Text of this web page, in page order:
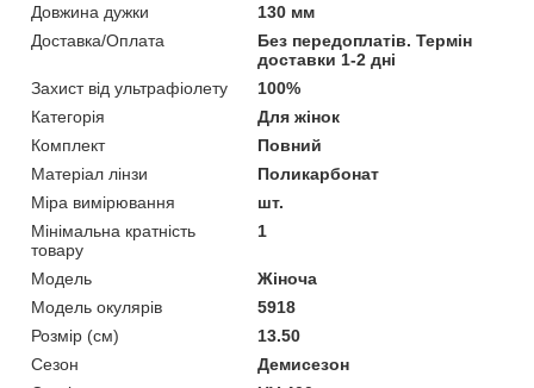
Довжина дужки
130 мм
Доставка/Оплата
Без передоплатів. Термін
доставки 1-2 дні
Захист від ультрафіолету
100%
Категорія
Для жінок
Комплект
Повний
Матеріал лінзи
Поликарбонат
Міра вимірювання
шт.
Мінімальна кратність
товару
1
Мoдель
Жіноча
Модель окулярів
5918
Розмір (см)
13.50
Сезон
Демисезон